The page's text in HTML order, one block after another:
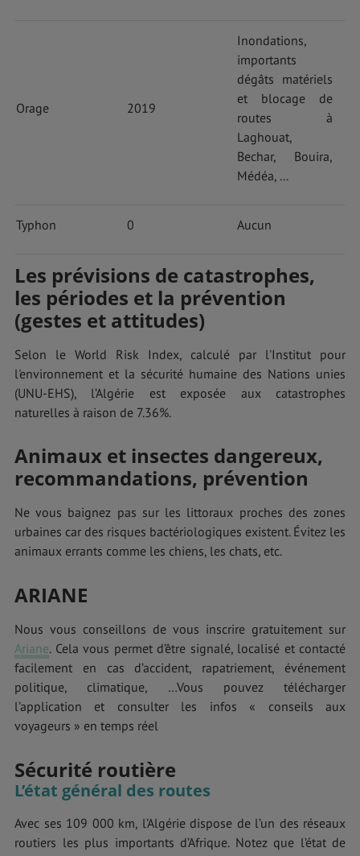
Orage 2019
Inondations,
importants
dégâts matériels
et blocage de
routes à
Laghouat,
Bechar, Bouira,
Médéa, ...
Typhon 0 Aucun
Les prévisions de catastrophes,
les périodes et la prévention
(gestes et attitudes)
Selon le World Risk Index, calculé par l'Institut pour
l'environnement et la sécurité humaine des Nations unies
(UNU-EHS), l’Algérie est exposée aux catastrophes
naturelles à raison de 7.36%.
Animaux et insectes dangereux,
recommandations, prévention
Ne vous baignez pas sur les littoraux proches des zones
urbaines car des risques bactériologiques existent. Évitez les
animaux errants comme les chiens, les chats, etc.
ARIANE
Nous vous conseillons de vous inscrire gratuitement sur
Ariane. Cela vous permet d’être signalé, localisé et contacté
facilement en cas d’accident, rapatriement, événement
politique, climatique, …Vous pouvez télécharger
l’application et consulter les infos « conseils aux
voyageurs » en temps réel
Sécurité routière
L’état général des routes
Avec ses 109 000 km, l’Algérie dispose de l’un des réseaux
routiers les plus importants d’Afrique. Notez que l’état de